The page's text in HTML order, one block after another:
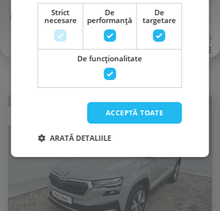
150 CP 1.498 cm3
Automata Benzină
Mă interesează
Strict
necesare
De
performanță
De
targetare
De funcţionalitate
ACCEPTĂ TOATE
ARATĂ DETALIILE